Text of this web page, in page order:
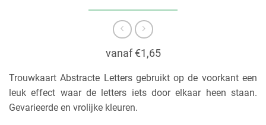
vanaf €1,65
Trouwkaart Abstracte Letters gebruikt op de voorkant een
leuk effect waar de letters iets door elkaar heen staan.
Gevarieerde en vrolijke kleuren.